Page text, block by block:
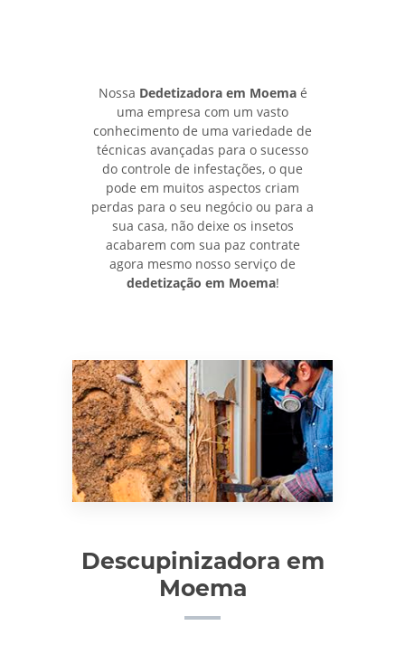
Nossa Dedetizadora em Moemaé
uma empresa com um vasto
conhecimento de uma variedade de
técnicas avançadas para o sucesso
do controle de infestações, o que
pode em muitos aspectos criam
perdas para o seu negócio ou para a
sua casa, não deixe os insetos
acabarem com sua paz contrate
agora mesmo nosso serviço de
dedetização em Moema!
Descupinizadora em
Moema